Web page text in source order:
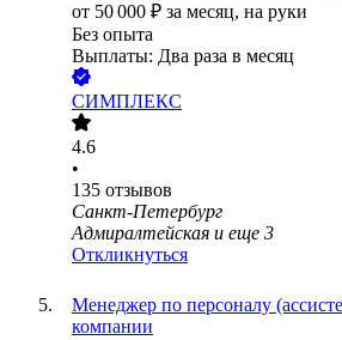
от 50 000 ₽ за месяц, на руки
Без опыта
Выплаты: Два раза в месяц
СИМПЛЕКС
4.6
•
135 отзывов
Санкт-Петербург
Адмиралтейская и еще 3
Откликнуться
Менеджер по персоналу
компании